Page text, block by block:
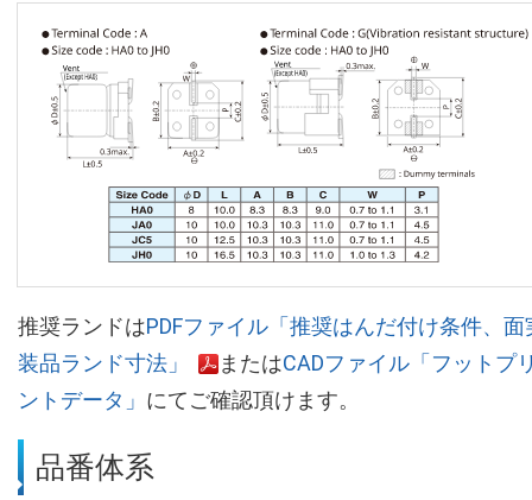
推奨ランドはPDFファイル「推奨はんだ付け条件、面
装品ランド寸法」
またはCADファイル「フットプ
ントデータ」 にてご確認頂けます。
品番体系